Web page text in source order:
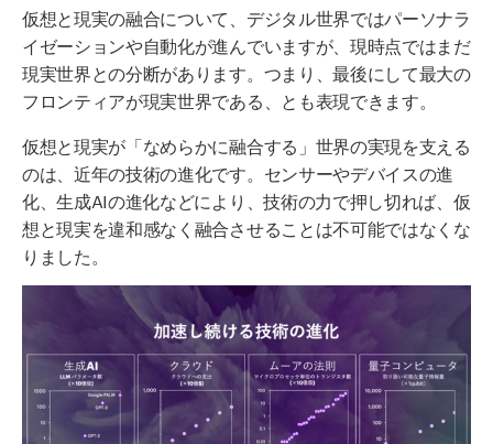
仮想と現実の融合について、デジタル世界ではパーソナラ
イゼーションや自動化が進んでいますが、現時点ではまだ
現実世界との分断があります。つまり、最後にして最大の
フロンティアが現実世界である、とも表現できます。
仮想と現実が「なめらかに融合する」世界の実現を支える
のは、近年の技術の進化です。センサーやデバイスの進
化、生成AIの進化などにより、技術の力で押し切れば、仮
想と現実を違和感なく融合させることは不可能ではなくな
りました。